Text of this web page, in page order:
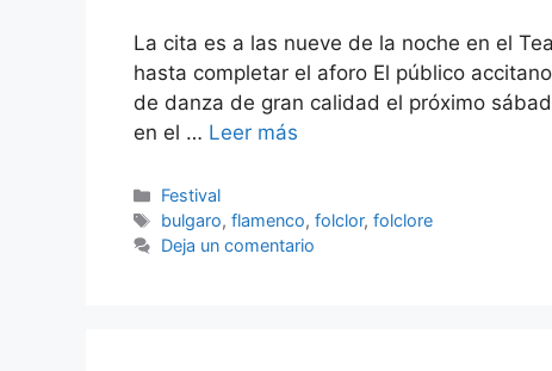
La cita es a las nueve de la noche en el
hasta completar el aforo El público
de danza de gran calidad el próximo
en el … Leer más
Categorías
Festival
Etiquetas
bulgaro,flamenco,folclor,folclore
Deja un comentario